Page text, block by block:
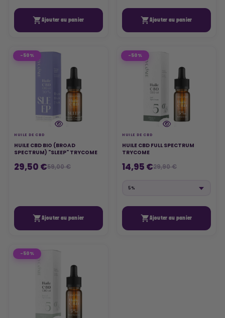
Ajouter au panier Ajouter au panier
-50%
HUILE DE CBD
HUILE CBD BIO (BROAD
SPECTRUM) "SLEEP" TRYCOME
29,50 €59,00 €
Ajouter au panier
-50%
HUILE DE CBD
HUILE CBD FULL SPECTRUM
TRYCOME
14,95 €29,90 €
Ajouter au panier
-50%